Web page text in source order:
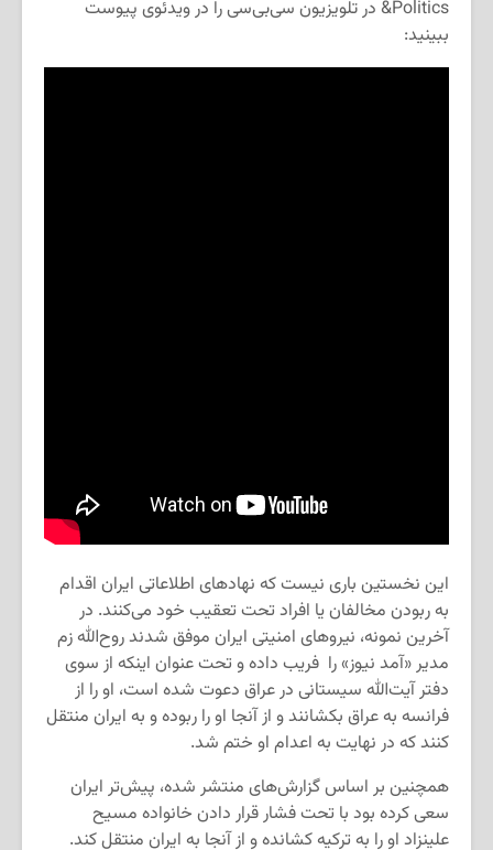
&Politics در تلویزیون سی‌بی‌سی را در ویدئوی پیوست
ببینید:
این نخستین باری نیست که نهادهای اطلاعاتی ایران اقدام
به ربودن مخالفان یا افراد تحت تعقیب خود می‌کنند. در
آخرین نمونه، نیروهای امنیتی ایران موفق شدند روح‌الله زم
مدیر «آمد نیوز» را فریب داده و تحت عنوان اینکه از سوی
دفتر آیت‌الله سیستانی در عراق دعوت شده است، او را از
فرانسه به عراق بکشانند و از آنجا او را ربوده و به ایران منتقل
کنند که در نهایت به اعدام او ختم شد.
همچنین بر اساس گزارش‌های منتشر شده، پیش‌تر ایران
سعی کرده بود با تحت فشار قرار دادن خانواده مسیح
علینزاد او را به ترکیه کشانده و از آنجا به ایران منتقل کند.